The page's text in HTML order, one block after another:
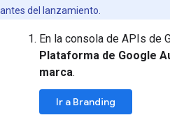
antes del lanzamiento.
En la consola de APIs de
Plataforma de Google
marca.
Ir a Branding